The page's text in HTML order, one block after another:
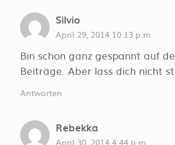
Silvio
April 29, 2014 10:13 p.m.
Bin schon ganz gespannt auf
Beiträge. Aber lass dich nicht
Antworten
Rebekka
April 30, 2014 4:44 p.m.